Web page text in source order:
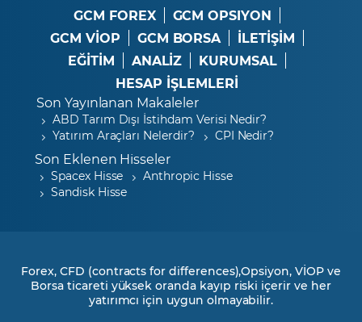
GCM FOREX
GCM OPSIYON
GCM VİOP
GCM BORSA
İLETİŞİM
EĞİTİM
ANALİZ
KURUMSAL
HESAP İŞLEMLERİ
Son Yayınlanan Makaleler
ABD Tarım Dışı İstihdam Verisi Nedir?
Yatırım Araçları Nelerdir?
CPI Nedir?
Son Eklenen Hisseler
Spacex Hisse
Anthropic Hisse
Sandisk Hisse
Forex, CFD (contracts for differences),Opsiyon, VİOP ve
Borsa ticareti yüksek oranda kayıp riski içerir ve her
yatırımcı için uygun olmayabilir.